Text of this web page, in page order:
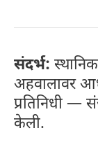
संदर्भ:
अहवालावर
प्रतिनिधी —
केली.